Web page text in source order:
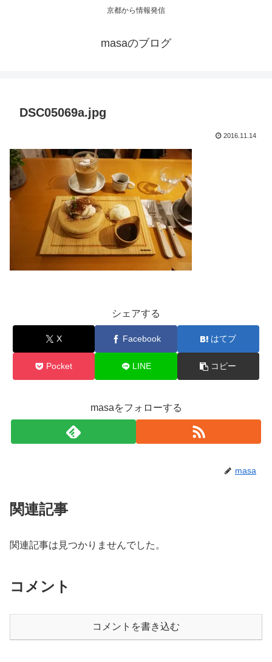
京都から情報発信
masaのブログ
DSC05069a.jpg
2016.11.14
シェアする
X Facebook はてブ
Pocket LINE コピー
masaをフォローする
masa
関連記事
関連記事は見つかりませんでした。
コメント
コメントを書き込む